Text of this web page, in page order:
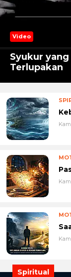
Video
Syukur yang
Terlupakan
Spiritual